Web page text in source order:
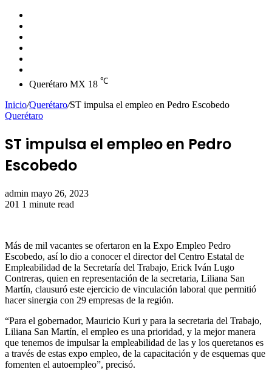
Querétaro MX 18 ℃
Inicio/Querétaro/ST impulsa el empleo en Pedro Escobedo
Querétaro
ST impulsa el empleo en Pedro
Escobedo
admin Send
an
mayo 26, 2023
201 1 minute read
Más de mil vacantes se ofertaron en la Expo Empleo Pedro
Escobedo, así lo dio a conocer el director del Centro Estatal de
Empleabilidad de la Secretaría del Trabajo, Erick Iván Lugo
Contreras, quien en representación de la secretaria, Liliana San
Martín, clausuró este ejercicio de vinculación laboral que permitió
hacer sinergia con 29 empresas de la región.
“Para el gobernador, Mauricio Kuri y para la secretaria del Trabajo,
Liliana San Martín, el empleo es una prioridad, y la mejor manera
que tenemos de impulsar la empleabilidad de las y los queretanos es
a través de estas expo empleo, de la capacitación y de esquemas que
fomenten el autoempleo”, precisó.